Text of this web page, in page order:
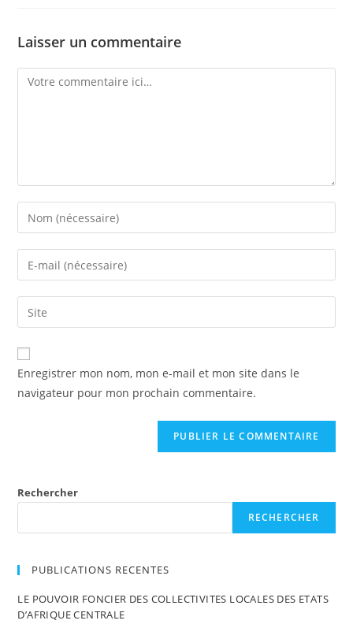
Laisser un commentaire
Enregistrer mon nom, mon e-mail et mon site dans le
navigateur pour mon prochain commentaire.
Rechercher
RECHERCHER
PUBLICATIONS RECENTES
LE POUVOIR FONCIER DES COLLECTIVITES LOCALES DES ETATS
D’AFRIQUE CENTRALE